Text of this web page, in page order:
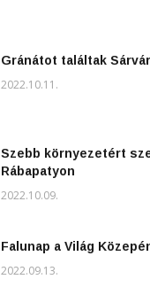
Gránátot találtak
2022.10.11.
Szebb környezetért
Rábapatyon
2022.10.09.
Falunap a Világ
2022.09.13.